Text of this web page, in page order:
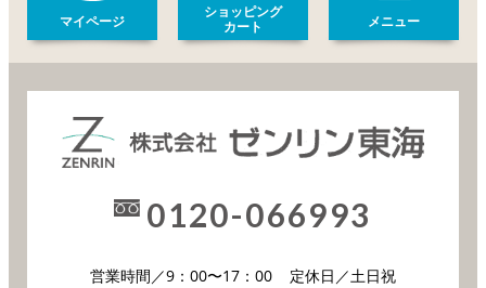
マイページ
ショッピング
カート
メニュー
0120-066993
営業時間／9：00〜17：00 定休日／土日祝